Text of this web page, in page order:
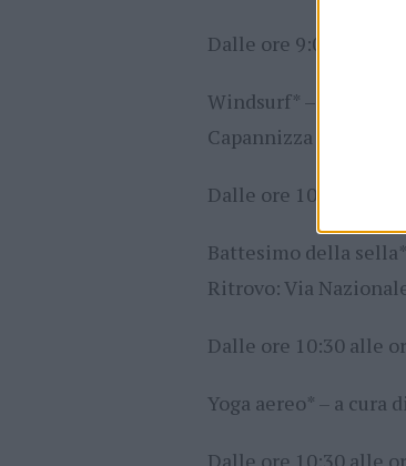
Dalle ore 9:00 alle ore
Windsurf* – a cura di
Capannizza (fronte
Dalle ore 10:00 alle
Battesimo della
Ritrovo: Via
Dalle ore 10:30 alle
Yoga aereo* – a cura
Dalle ore 10:30 alle